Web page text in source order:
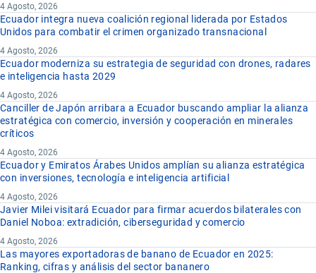
4 Agosto, 2026
Ecuador integra nueva coalición regional liderada por Estados
Unidos para combatir el crimen organizado transnacional
4 Agosto, 2026
Ecuador moderniza su estrategia de seguridad con drones, radares
e inteligencia hasta 2029
4 Agosto, 2026
Canciller de Japón arribara a Ecuador buscando ampliar la alianza
estratégica con comercio, inversión y cooperación en minerales
críticos
4 Agosto, 2026
Ecuador y Emiratos Árabes Unidos amplían su alianza estratégica
con inversiones, tecnología e inteligencia artificial
4 Agosto, 2026
Javier Milei visitará Ecuador para firmar acuerdos bilaterales con
Daniel Noboa: extradición, ciberseguridad y comercio
4 Agosto, 2026
Las mayores exportadoras de banano de Ecuador en 2025:
Ranking, cifras y análisis del sector bananero